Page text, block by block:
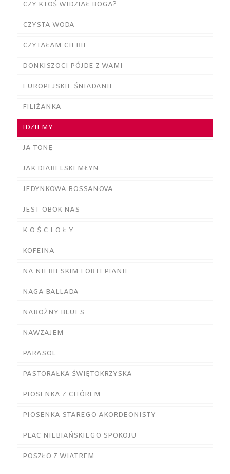
CZY KTOŚ WIDZIAŁ BOGA?
CZYSTA WODA
CZYTAŁAM CIEBIE
DONKISZOCI PÓJDE Z WAMI
EUROPEJSKIE ŚNIADANIE
FILIŻANKA
IDZIEMY
JA TONĘ
JAK DIABELSKI MŁYN
JEDYNKOWA BOSSANOVA
JEST OBOK NAS
K O Ś C I O Ł Y
KOFEINA
NA NIEBIESKIM FORTEPIANIE
NAGA BALLADA
NAROŻNY BLUES
NAWZAJEM
PARASOL
PASTORAŁKA ŚWIĘTOKRZYSKA
PIOSENKA Z CHÓREM
PIOSENKA STAREGO AKORDEONISTY
PLAC NIEBIAŃSKIEGO SPOKOJU
POSZŁO Z WIATREM